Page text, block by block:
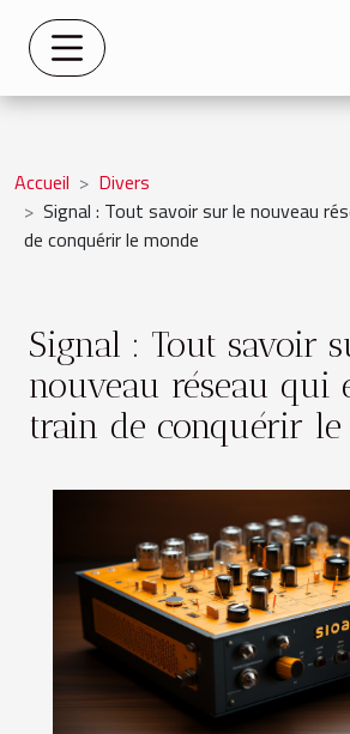
Accueil
Divers
Signal : Tout savoir sur le nouveau
de conquérir le monde
Signal : Tout savoir
nouveau réseau qui
train de conquérir le